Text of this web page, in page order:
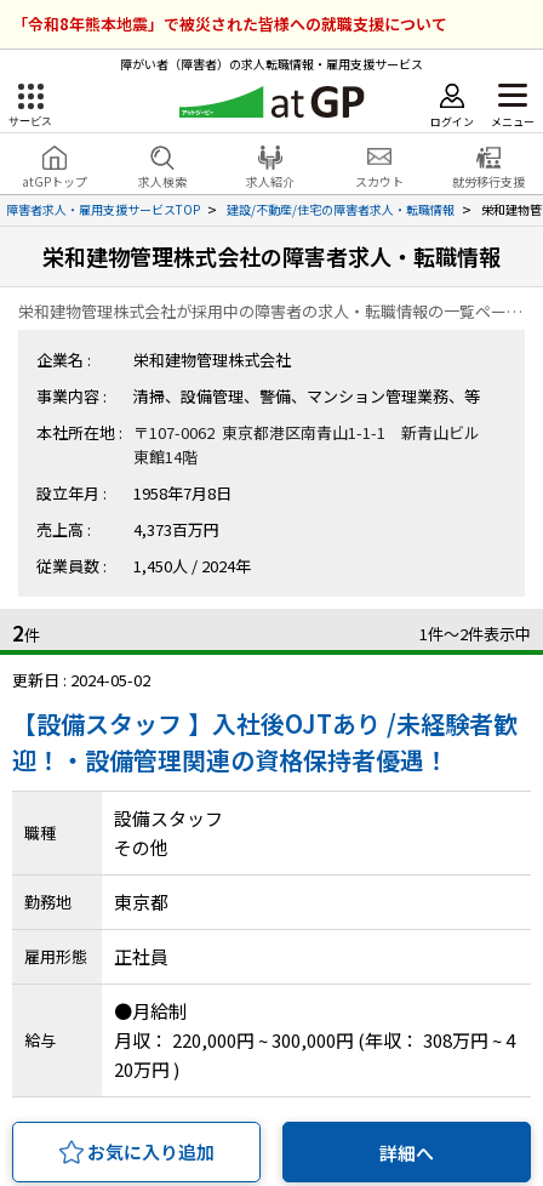
「令和8年熊本地震」で被災された皆様への就職支援について
障がい者（障害者）の求人転職情報・雇用支援サービス
サービス ログイン メニュー
atGPトップ 求人検索 求人紹介 スカウト
就労移行支援
障害者求人・雇用支援サービスTOP
建設/不動産/住宅の障害者求人・転職情報 栄和建物
栄和建物管理株式会社の障害者求人・転職情報
栄和建物管理株式会社が採用中の障害者の求人・転職情報の一覧ページです。
企業名 :
栄和建物管理株式会社
事業内容 :
清掃、設備管理、警備、マンション管理業務、等
本社所在地 :
〒107-0062 東京都港区南青山1-1-1 新青山ビル
東館14階
設立年月 :
1958年7月8日
売上高 :
4,373百万円
従業員数 :
1,450人 / 2024年
2件
1件〜2件表示中
更新日 : 2024-05-02
【設備スタッフ 】入社後OJTあり /未経験者歓
迎！・設備管理関連の資格保持者優遇！
職種
設備スタッフ
その他
勤務地 東京都
雇用形態 正社員
給与
●月給制
月収： 220,000円 ~ 300,000円 (年収： 308万円 ~ 4
20万円 )
お気に入り追加 詳細へ
障害者雇用のアットジーピー
サービスラインナップ
就転職支援サービス
障害者専門の就転職支援サービス
障害者アスリート専門の就転職支援サービス
求人検索・スカウトサービス
障害者専門の求人検索・スカウトサービス
就労移行支援サービス
障害別専門支援の就労移行支援サービス
IT・Web制作スキルを身につける就労移行支援サービス
ログイン 会員登録 無料
atGPトップ
求人を検索する
求人を紹介してもらう
スカウトを受ける
就職・転職ノウハウ
お問い合わせ・よくある質問
お問い合わせ
よくある質問
採用をお考えの企業様はこちら